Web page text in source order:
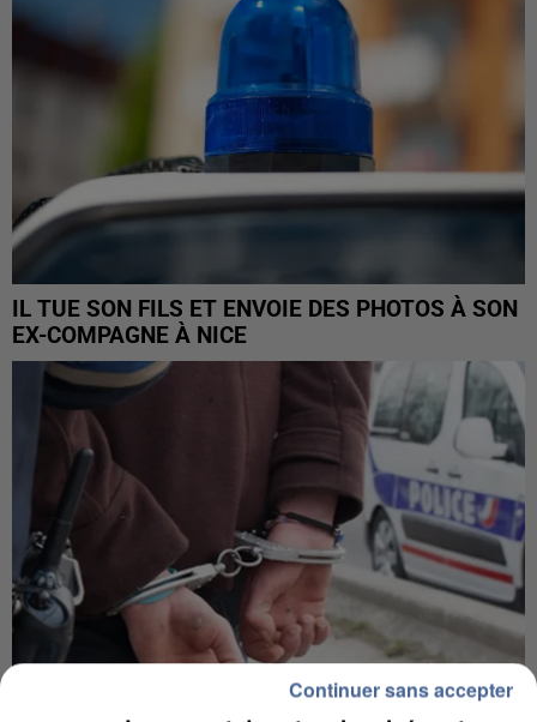
IL TUE SON FILS ET ENVOIE DES PHOTOS À SON
EX-COMPAGNE À NICE
Continuer sans accepter